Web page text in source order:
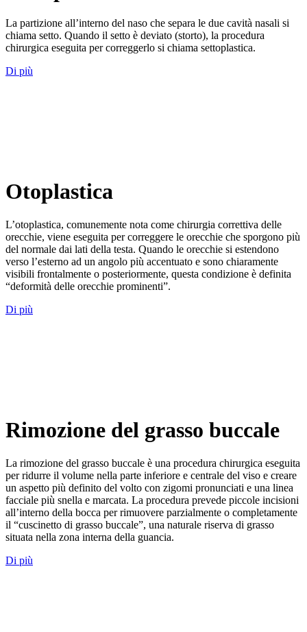
La partizione all’interno del naso che separa le due cavità nasali si
chiama setto. Quando il setto è deviato (storto), la procedura
chirurgica eseguita per correggerlo si chiama settoplastica.
Di più
Otoplastica
L’otoplastica, comunemente nota come chirurgia correttiva delle
orecchie, viene eseguita per correggere le orecchie che sporgono più
del normale dai lati della testa. Quando le orecchie si estendono
verso l’esterno ad un angolo più accentuato e sono chiaramente
visibili frontalmente o posteriormente, questa condizione è definita
“deformità delle orecchie prominenti”.
Di più
Rimozione del grasso buccale
La rimozione del grasso buccale è una procedura chirurgica eseguita
per ridurre il volume nella parte inferiore e centrale del viso e creare
un aspetto più definito del volto con zigomi pronunciati e una linea
facciale più snella e marcata. La procedura prevede piccole incisioni
all’interno della bocca per rimuovere parzialmente o completamente
il “cuscinetto di grasso buccale”, una naturale riserva di grasso
situata nella zona interna della guancia.
Di più